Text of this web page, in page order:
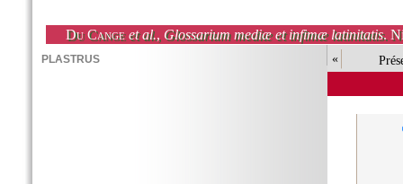
Du Cange et al., Glossarium mediæ et infimæ latinitatis.
«